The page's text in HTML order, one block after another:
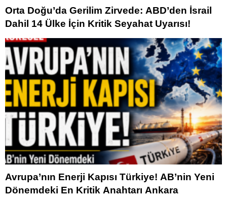
Orta Doğu’da Gerilim Zirvede: ABD’den İsrail
Dahil 14 Ülke İçin Kritik Seyahat Uyarısı!
Avrupa’nın Enerji Kapısı Türkiye! AB’nin Yeni
Dönemdeki En Kritik Anahtarı Ankara